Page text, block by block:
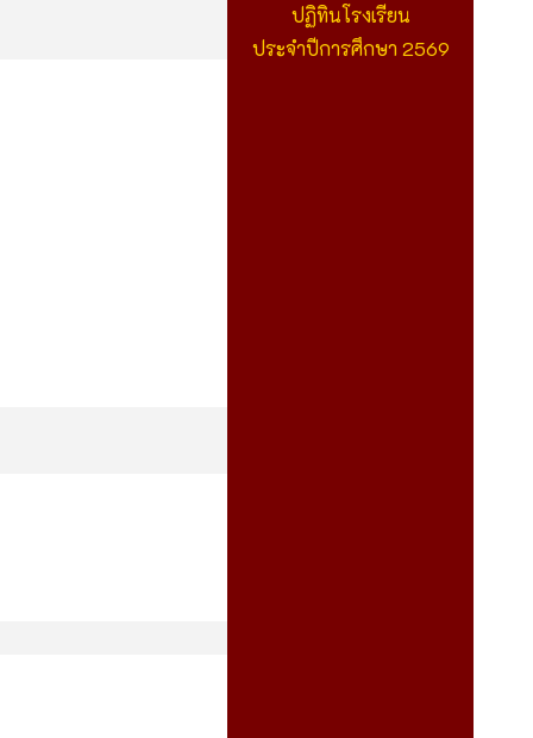
ปฏิทินโรงเรียน
ประจำปีการศึกษา 2569